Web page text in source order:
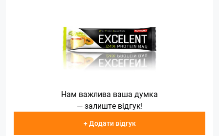
Нам важлива ваша думка
— залиште відгук!
+ Додати відгук